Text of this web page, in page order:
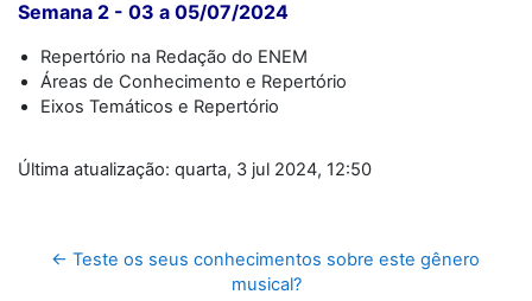
Semana 2 - 03 a 05/07/2024
Repertório na Redação do ENEM
Áreas de Conhecimento e Repertório
Eixos Temáticos e Repertório
Última atualização: quarta, 3 jul 2024, 12:50
← Teste os seus conhecimentos sobre este gênero
musical?